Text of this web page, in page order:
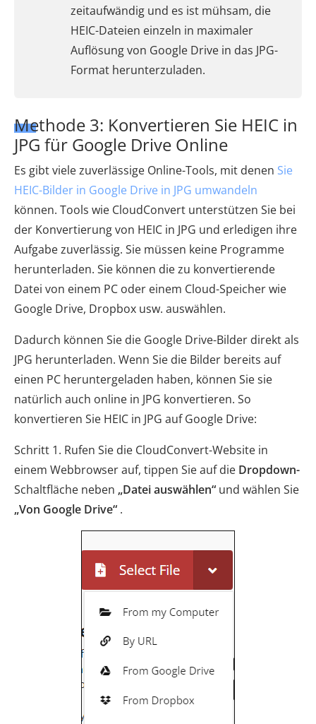
zeitaufwändig und es ist mühsam, die
HEIC-Dateien einzeln in maximaler
Auflösung von Google Drive in das JPG-
Format herunterzuladen.
Methode 3: Konvertieren Sie HEIC in
JPG für Google Drive Online
Es gibt viele zuverlässige Online-Tools, mit denen Sie
HEIC-Bilder in Google Drive in JPG umwandeln
können. Tools wie CloudConvert unterstützen Sie bei
der Konvertierung von HEIC in JPG und erledigen ihre
Aufgabe zuverlässig. Sie müssen keine Programme
herunterladen. Sie können die zu konvertierende
Datei von einem PC oder einem Cloud-Speicher wie
Google Drive, Dropbox usw. auswählen.
Dadurch können Sie die Google Drive-Bilder direkt als
JPG herunterladen. Wenn Sie die Bilder bereits auf
einen PC heruntergeladen haben, können Sie sie
natürlich auch online in JPG konvertieren. So
konvertieren Sie HEIC in JPG auf Google Drive:
Schritt 1. Rufen Sie die CloudConvert-Website in
einem Webbrowser auf, tippen Sie auf die Dropdown-
Schaltfläche neben „Datei auswählen“ und wählen Sie
„Von Google Drive“ .